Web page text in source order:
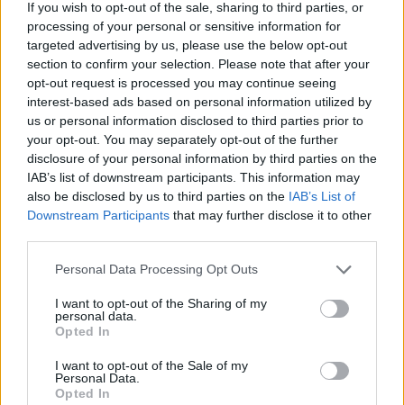
If you wish to opt-out of the sale, sharing to third parties, or
processing of your personal or sensitive information for
targeted advertising by us, please use the below opt-out
section to confirm your selection. Please note that after your
opt-out request is processed you may continue seeing
interest-based ads based on personal information utilized by
us or personal information disclosed to third parties prior to
your opt-out. You may separately opt-out of the further
disclosure of your personal information by third parties on the
IAB’s list of downstream participants. This information may
also be disclosed by us to third parties on the IAB’s List of
Downstream Participants that may further disclose it to other
Please note that this website/app uses one or more Google
not limited to your visit or usage behaviour. You may click to
grant or deny consent to Google and its third-party tags to
use your data for below specified purposes in below Google
consent section.
Personal Data Processing Opt Outs
I want to opt-out of the Sharing of my
personal data.
Opted In
I want to opt-out of the Sale of my
Personal Data.
Opted In
Continuez la lecture
NEWS